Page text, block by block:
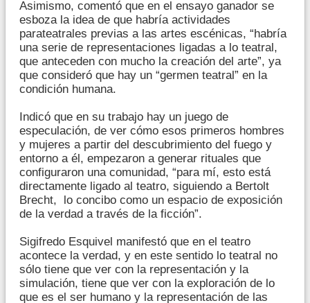
Asimismo, comentó que en el ensayo ganador se
esboza la idea de que habría actividades
parateatrales previas a las artes escénicas, “habría
una serie de representaciones ligadas a lo teatral,
que anteceden con mucho la creación del arte”, ya
que consideró que hay un “germen teatral” en la
condición humana.
Indicó que en su trabajo hay un juego de
especulación, de ver cómo esos primeros hombres
y mujeres a partir del descubrimiento del fuego y
entorno a él, empezaron a generar rituales que
configuraron una comunidad, “para mí, esto está
directamente ligado al teatro, siguiendo a Bertolt
Brecht, lo concibo como un espacio de exposición
de la verdad a través de la ficción”.
Sigifredo Esquivel manifestó que en el teatro
acontece la verdad, y en este sentido lo teatral no
sólo tiene que ver con la representación y la
simulación, tiene que ver con la exploración de lo
que es el ser humano y la representación de las